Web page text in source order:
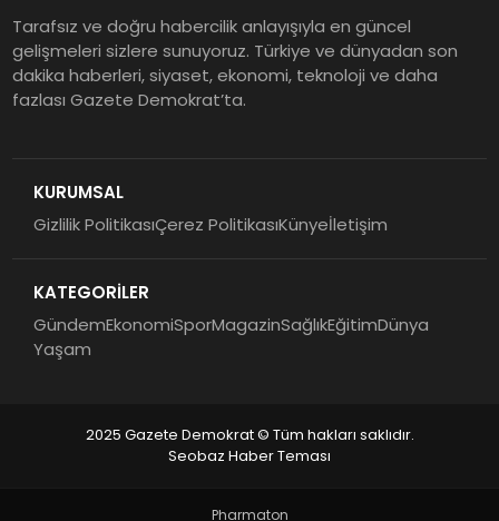
Tarafsız ve doğru habercilik anlayışıyla en güncel
gelişmeleri sizlere sunuyoruz. Türkiye ve dünyadan son
dakika haberleri, siyaset, ekonomi, teknoloji ve daha
fazlası Gazete Demokrat’ta.
KURUMSAL
Gizlilik PolitikasıÇerez PolitikasıKünyeİletişim
KATEGORİLER
GündemEkonomiSporMagazinSağlıkEğitimDünya
Yaşam
2025 Gazete Demokrat © Tüm hakları saklıdır.
Seobaz Haber Teması
Pharmaton